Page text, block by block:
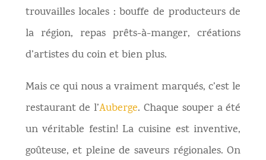
trouvailles locales : bouffe de producteurs de
la région, repas prêts-à-manger, créations
d’artistes du coin et bien plus.
Mais ce qui nous a vraiment marqués, c’est le
restaurant de l’Auberge. Chaque souper a été
un véritable festin! La cuisine est inventive,
goûteuse, et pleine de saveurs régionales. On